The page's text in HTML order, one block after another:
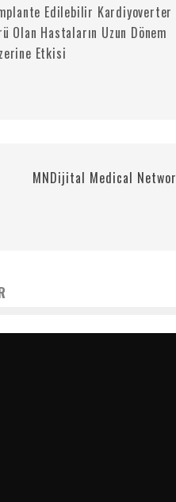
Edilebilir Kardiyoverter
Olan Hastaların Uzun Dönem
Etkisi
MNDijital Medical